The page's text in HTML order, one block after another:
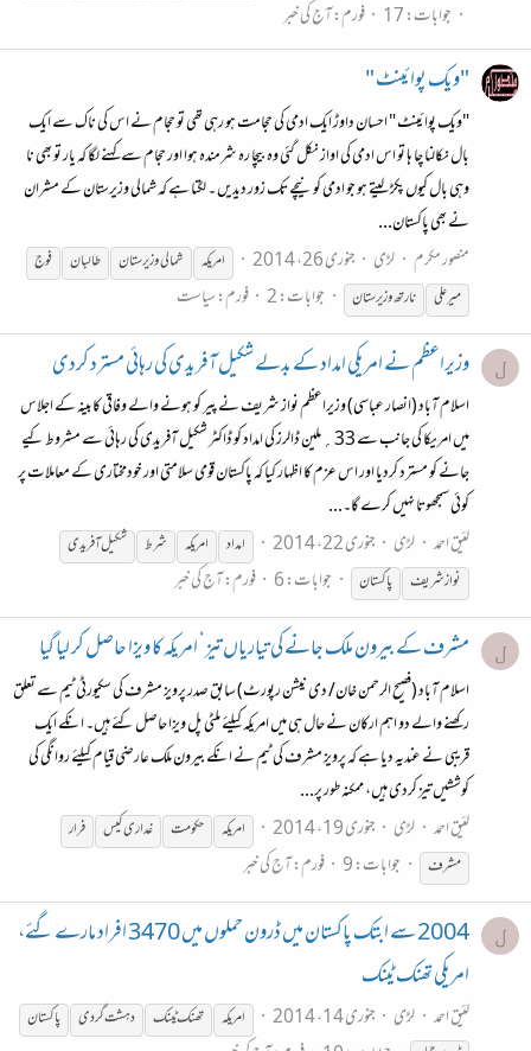
جوابات: 17 فورم:آج کی خبر
"ویک پوائینٹ "
"ویک پوائینٹ " احسان داوڑ ایک ادمی کی حجامت ہو رہی تھی تو حجام نے اس کی ناک سے ایک
بال نکالنا چا ہا تو اس ادمی کی اواز نکل گئی وہ بیچا رہ شرمندہ ہوا اور حجام سے کہنے لگا کہ یار تو بھی نا
وہی بال کیوں پکڑ لیتے ہو جو ادمی کو نیچے تک زور دیدیں ۔ لگتا ہے کہ شمالی وزیرستان کے مشران
نے بھی پاکستان...
منصور مکرم لڑی جنوری 26، 2014 امریکہ شمالی وزیرستان طالبان
فوج
میرعلی
نارتھ وزیرستان جوابات: 2 فورم:سیاست
ل وزیراعظم نے امریکی امداد کے بدلے شکیل آفریدی کی رہائی مسترد کردی
اسلام آباد (انصار عباسی) وزیراعظم نواز شریف نے پیر کو ہونے والے وفاقی کابینہ کے اجلاس
میں امریکا کی جانب سے 33؍ ملین ڈالرز کی امداد کو ڈاکٹر شکیل آفریدی کی رہائی سے مشروط کیے
جانے کو مسترد کردیا اور اس عزم کا اظہار کیا کہ پاکستان قومی سلامتی اور خودمختاری کے معاملات پر
کوئی سمجھوتا نہیں کرے گا۔...
لئیق احمد لڑی جنوری 22، 2014 امداد امریکہ شرط
شکیل آفریدی
نواز شریف
پاکستان جوابات: 6 فورم:آج کی خبر
ل مشرف کے بیرون ملک جانے کی تیاریاں تیز‘ امریکہ کا ویزا حاصل کر لیا گیا
اسلام آباد (فصیح الرحمن خان/ دی نیشن رپورٹ) سابق صدر پرویز مشرف کی سکیورٹی ٹیم سے تعلق
رکھنے والے دو اہم ارکان نے حال ہی میں امریکہ کیلئے ملٹی پل ویزا حاصل کئے ہیں۔ انکے ایک
قریبی نے عندیہ دیا ہے کہ پرویز مشرف کی ٹیم نے انکے بیرون ملک عارضی قیام کیلئے روانگی کی
کوششیں تیز کردی ہیں، ممکنہ طور پر...
لئیق احمد لڑی جنوری 19، 2014 امریکہ حکومت غداری کیس
فرار
مشرف
جوابات: 9 فورم:آج کی خبر
ل
2004 سے ابتک پاکستان میں ڈرون حملوں میں 3470 افراد مارے گئے،
امریکی تھنک ٹینک
لئیق احمد لڑی جنوری 14، 2014 امریکہ تھنک ٹینک دہشت گردی
پاکستان